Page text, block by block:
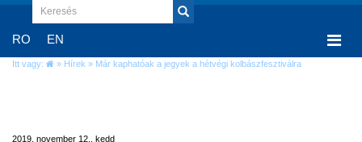
RO EN
Itt vagy: » Hírek » Már kaphatóak a jegyek a hétvégi kolbászfesztiválra
2019. november 12., kedd